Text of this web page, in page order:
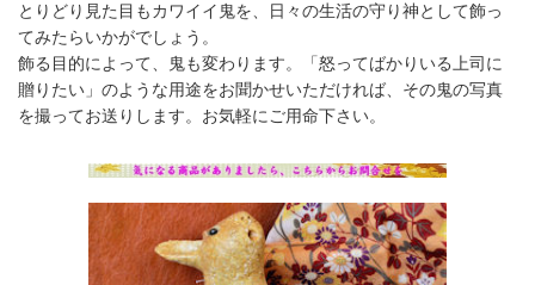
とりどり見た目もカワイイ鬼を、日々の生活の守り神として飾っ
てみたらいかがでしょう。
飾る目的によって、鬼も変わります。「怒ってばかりいる上司に
贈りたい」のような用途をお聞かせいただければ、その鬼の写真
を撮ってお送りします。お気軽にご用命下さい。